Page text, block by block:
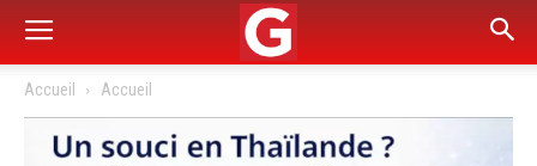
Accueil Accueil